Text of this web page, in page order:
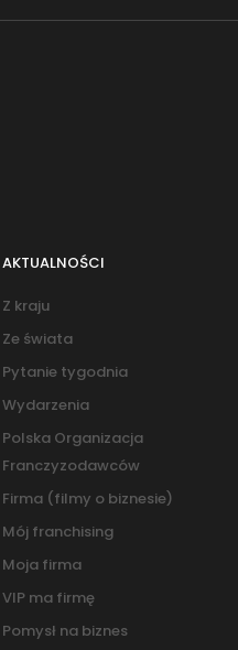
AKTUALNOŚCI
Z kraju
Ze świata
Pytanie tygodnia
Wydarzenia
Polska Organizacja
Franczyzodawców
Firma (filmy o biznesie)
Mój franchising
Moja firma
VIP ma firmę
Pomysł na biznes